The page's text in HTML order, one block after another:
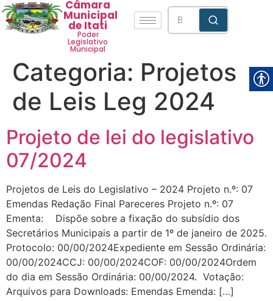
Câmara
Municipal
de Itati
Poder
Legislativo
Municipal
Categoria: Projetos
de Leis Leg 2024
Projeto de lei do legislativo
07/2024
Projetos de Leis do Legislativo – 2024 Projeto n.º: 07
Emendas Redação Final Pareceres Projeto n.º: 07
Ementa: Dispõe sobre a fixação do subsídio dos
Secretários Municipais a partir de 1º de janeiro de 2025.
Protocolo: 00/00/2024Expediente em Sessão Ordinária:
00/00/2024CCJ: 00/00/2024COF: 00/00/2024Ordem
do dia em Sessão Ordinária: 00/00/2024. Votação:
Arquivos para Downloads: Emendas Emenda: […]